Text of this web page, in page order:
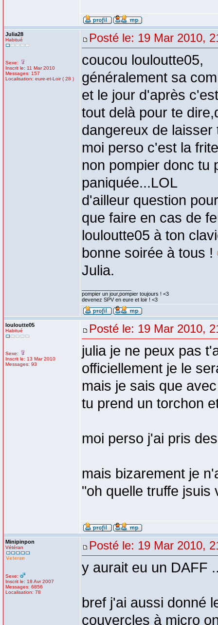
Julia28
Habitué
Sexe:
Inscrit le: 11 Mar 2010
Messages: 157
Localisation: eure-et-Loir ( 28 )
Posté le: 19 Mar 2010,
coucou louloutte05,
généralement sa
et le jour d'après
tout delà pour te
dangereux de
moi perso c'est la
non pompier donc tu
paniquée...LOL
d'ailleur question
que faire en cas de
louloutte05 à ton
bonne soirée à tous !
Julia.
pompier un jour,pompier toujours ! <3
devenez SPV en eure et loir ! <3
louloutte05
Habitué
Sexe:
Inscrit le: 13 Mar 2010
Messages: 93
Posté le: 19 Mar 2010,
julia je ne peux pas
officiellement je le
mais je sais que
tu prend un torchon
moi perso j'ai pris
mais bizarement je
"oh quelle truffe jsuis
Minipinpon
Vétéran
Sexe:
Inscrit le: 18 Avr 2007
Messages: 6856
Localisation: 78
Posté le: 19 Mar 2010,
y aurait eu un DAFF
bref j'ai aussi donné
couvercles à micro